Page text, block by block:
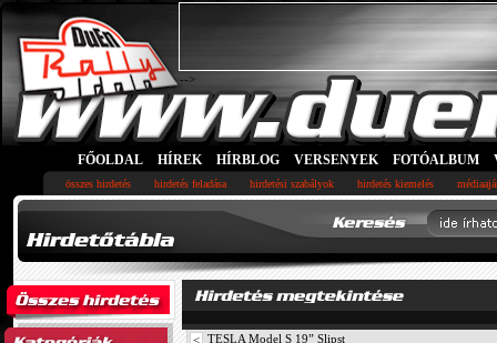
-->
FŐOLDAL HÍREK HÍRBLOG VERSENYEK FOTÓALBUM
összes hirdetés hirdetés feladása hirdetési szabályok hirdetés kiemelés
< TESLA Model S 19” Slipst